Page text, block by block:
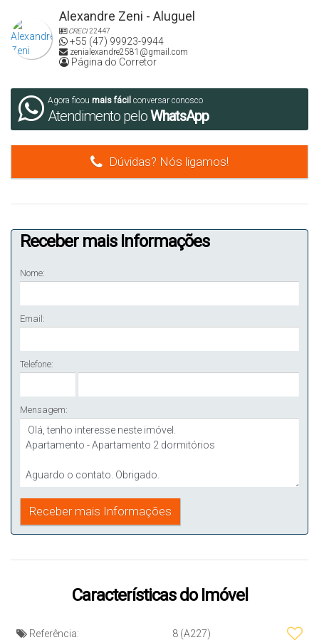
Alexandre Zeni - Aluguel
CRECI22447
+55 (47) 99923-9944
zenialexandre2581@gmail.com
Página do Corretor
Agora ficou mais fácil conversar conosco
Atendimento peloWhatsApp
Dúvidas? Nós ligamos!
Receber mais Informações
Nome:
Email:
Telefone:
Mensagem:
Características do Imóvel
Referência: 8 (A227)